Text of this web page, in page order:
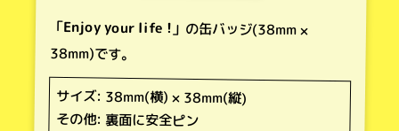
「Enjoy your life !」の缶バッジ(38mm ×
38mm)です。
サイズ: 38mm(横) × 38mm(縦)
その他: 裏面に安全ピン